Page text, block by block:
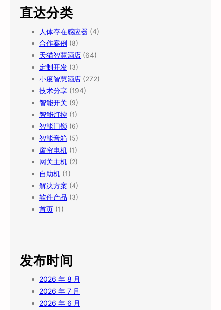
直达分类
人体存在感应器 (4)
合作案例 (8)
天猫智慧酒店 (64)
定制开发 (3)
小度智慧酒店 (272)
技术分享 (194)
智能开关 (9)
智能灯控 (1)
智能门锁 (6)
智能音箱 (5)
窗帘电机 (1)
网关主机 (2)
自助机 (1)
解决方案 (4)
软件产品 (3)
首页 (1)
发布时间
2026 年 8 月
2026 年 7 月
2026 年 6 月